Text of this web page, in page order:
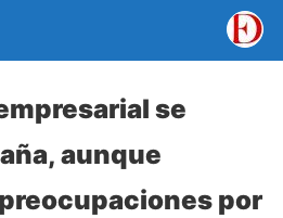
se
aunque
por